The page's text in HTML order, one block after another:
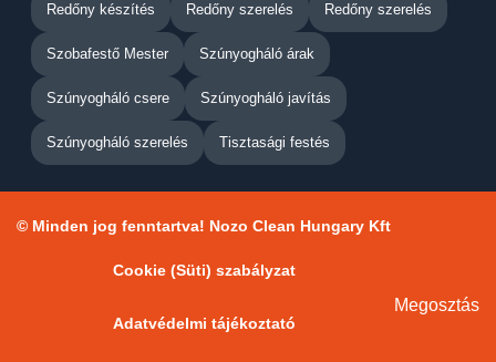
Redőny készítés Redőny szerelés Redőny szerelés
Szobafestő Mester Szúnyogháló árak
Szúnyogháló csere Szúnyogháló javítás
Szúnyogháló szerelés Tisztasági festés
© Minden jog fenntartva! Nozo Clean Hungary Kft
Cookie (Süti) szabályzat
Adatvédelmi tájékoztató
Megosztás